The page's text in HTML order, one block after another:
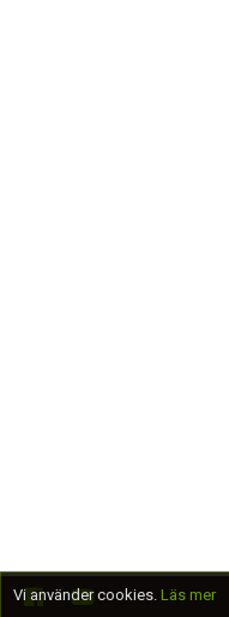
Vi använder cookies. Läs mer